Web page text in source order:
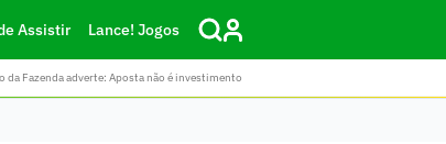
Assistir Lance! Jogos
da Fazenda adverte: Aposta não é investimento